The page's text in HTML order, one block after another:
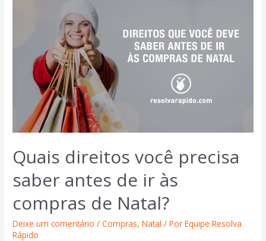
Quais direitos você precisa
saber antes de ir às
compras de Natal?
Deixe um comentário /Compras,Natal / PorEquipe Resolva
Rápido